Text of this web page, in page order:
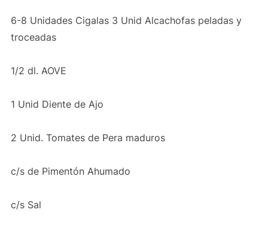
6-8 Unidades Cigalas 3 Unid Alcachofas peladas y
troceadas
1/2 dl. AOVE
1 Unid Diente de Ajo
2 Unid. Tomates de Pera maduros
c/s de Pimentón Ahumado
c/s Sal